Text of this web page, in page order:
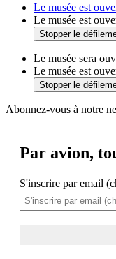
Le musée est
Le musée est
Stopper le
Le musée sera
Le musée est
Stopper le
Abonnez-vous à notre
Par avion,
S'inscrire par email